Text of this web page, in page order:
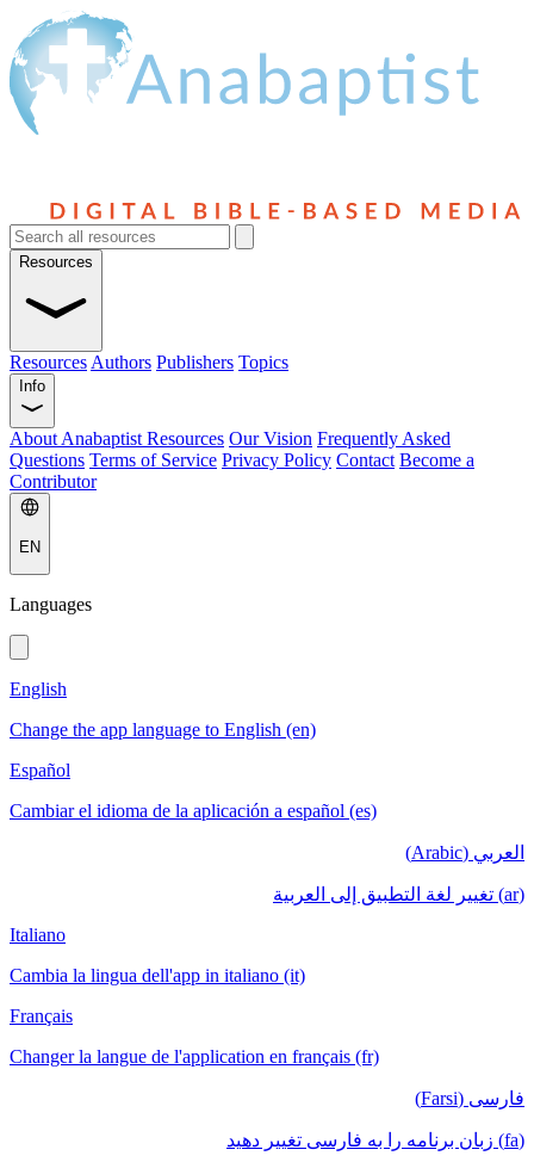
Resources
Resources Authors Publishers Topics
Info
About Anabaptist Resources Our Vision Frequently Asked
Questions Terms of Service Privacy Policy Contact Become a
Contributor
EN
Languages
English
Change the app language to English (en)
Español
Cambiar el idioma de la aplicación a español (es)
العربي (Arabic)
(ar) تغيير لغة التطبيق إلى العربية
Italiano
Cambia la lingua dell'app in italiano (it)
Français
Changer la langue de l'application en français (fr)
فارسی (Farsi)
(fa) زبان برنامه را به فارسی تغییر دهید